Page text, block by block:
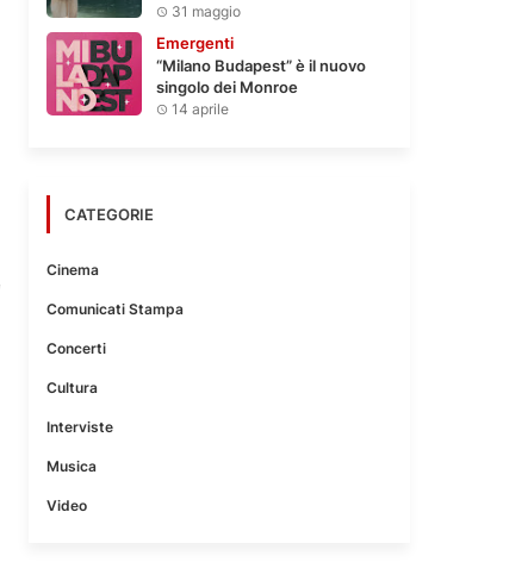
31 maggio
Emergenti
“Milano Budapest” è il nuovo
singolo dei Monroe
14 aprile
CATEGORIE
Cinema
Comunicati Stampa
Concerti
Cultura
Interviste
Musica
Video